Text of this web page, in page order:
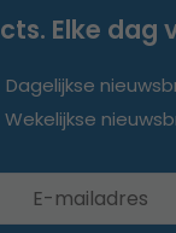
Elke dag
Dagelijkse
Wekelijkse